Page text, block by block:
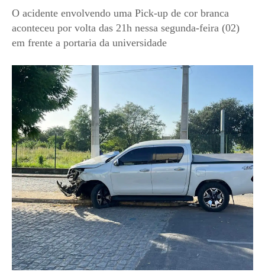
O acidente envolvendo uma Pick-up de cor branca
aconteceu por volta das 21h nessa segunda-feira (02)
em frente a portaria da universidade